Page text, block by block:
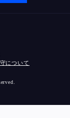
について